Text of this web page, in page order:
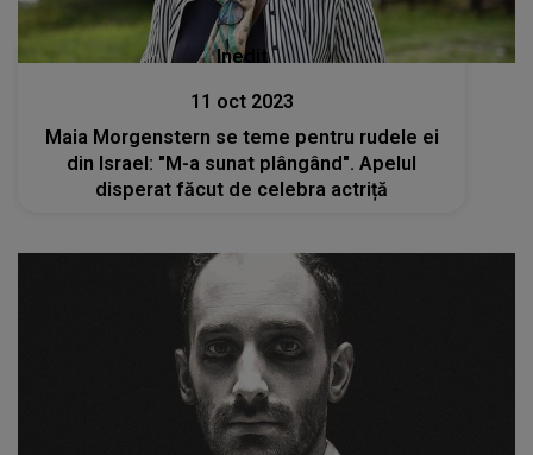
Inedit
11 oct 2023
Maia Morgenstern se teme pentru rudele ei
din Israel: "M-a sunat plângând". Apelul
disperat făcut de celebra actriță